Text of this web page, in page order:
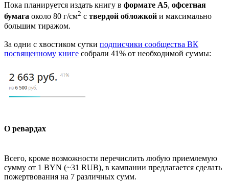
Пока планируется издать книгу в формате А5, офсетная
бумага около 80 г/см2 с твердой обложкой и максимально
большим тиражом.
За одни с хвостиком сутки подписчики сообщества ВК
посвященному книге собрали 41% от необходимой суммы:
О ревардах
Всего, кроме возможности перечислить любую приемлемую
сумму от 1 BYN (~31 RUB), в кампании предлагается сделать
пожертвования на 7 различных сумм.